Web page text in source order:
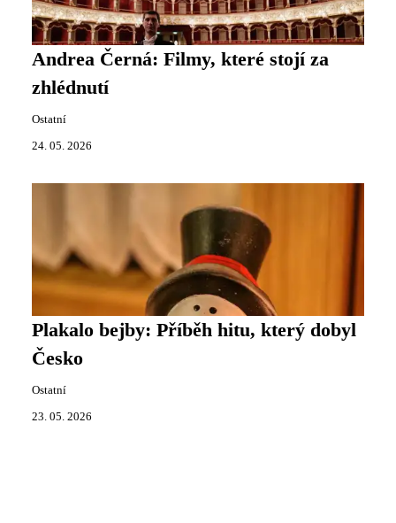
Andrea Černá: Filmy, které stojí za
zhlédnutí
Ostatní
24. 05. 2026
Plakalo bejby: Příběh hitu, který dobyl
Česko
Ostatní
23. 05. 2026